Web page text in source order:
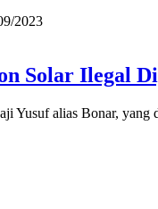
2023
Solar Ilegal
Yusuf alias Bonar, yang